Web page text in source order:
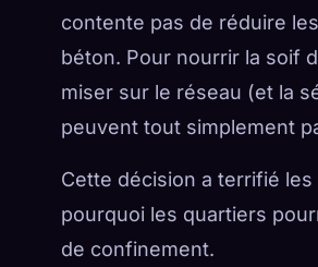
contente pas de réduire
béton. Pour nourrir la soif
miser sur le réseau (et la
peuvent tout simplement
Cette décision a terrifié
pourquoi les quartiers
de confinement.